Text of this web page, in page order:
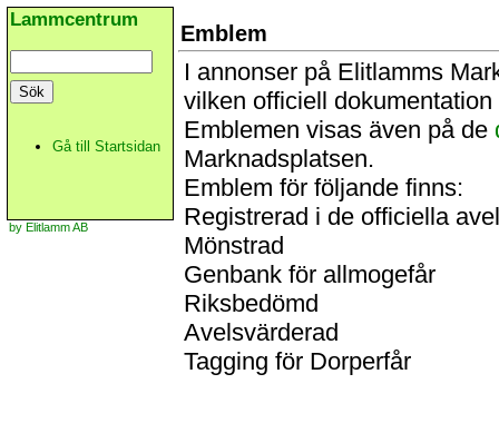
Lammcentrum
Gå till Startsidan
by Elitlamm AB
Emblem
I annonser på Elitlamms
vilken officiell
Emblemen visas även på de
Marknadsplatsen.
Emblem för följande finns:
Registrerad i de officiella
Mönstrad
Genbank för allmogefår
Riksbedömd
Avelsvärderad
Tagging för Dorperfår